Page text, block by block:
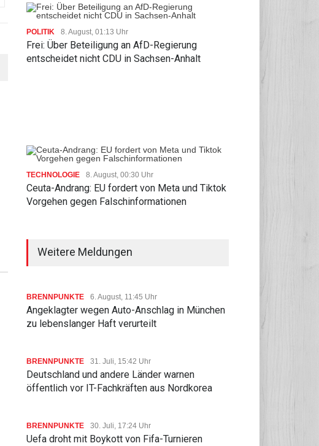
Finanzministerium legt
Entwurf für Steuerreform ab
2027 vor
Juli Arbeitsplätze ab
POLITIK 8. August, 01:13 Uhr
Frei: Über Beteiligung an AfD-Regierung
entscheidet nicht CDU in Sachsen-Anhalt
TECHNOLOGIE 8. August, 00:30 Uhr
Ceuta-Andrang: EU fordert von Meta und Tiktok
Vorgehen gegen Falschinformationen
Weitere Meldungen
BRENNPUNKTE 6. August, 11:45 Uhr
Angeklagter wegen Auto-Anschlag in München
zu lebenslanger Haft verurteilt
BRENNPUNKTE 31. Juli, 15:42 Uhr
Deutschland und andere Länder warnen
öffentlich vor IT-Fachkräften aus Nordkorea
BRENNPUNKTE 30. Juli, 17:24 Uhr
Uefa droht mit Boykott von Fifa-Turnieren